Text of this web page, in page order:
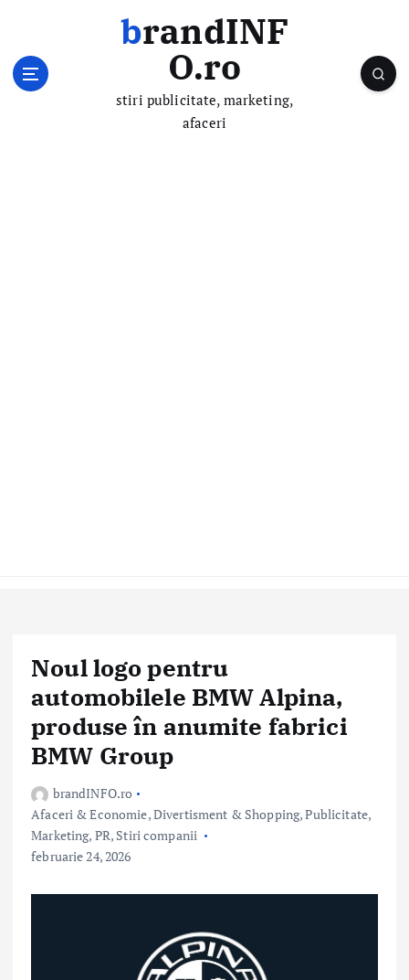
brandINF
O.ro
stiri publicitate, marketing,
afaceri
Noul logo pentru
automobilele BMW Alpina,
produse în anumite fabrici
BMW Group
brandINFO.ro
Afaceri & Economie,Divertisment & Shopping,Publicitate,
Marketing, PR, Stiri companii
februarie 24, 2026